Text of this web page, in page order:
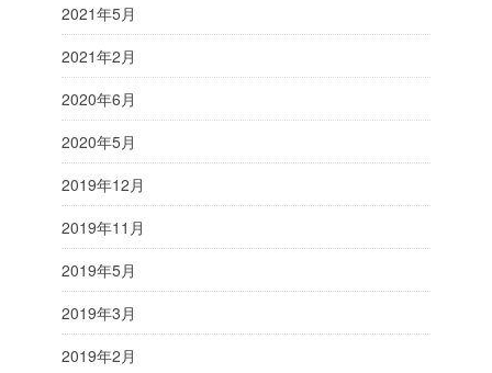
2021年5月
2021年2月
2020年6月
2020年5月
2019年12月
2019年11月
2019年5月
2019年3月
2019年2月